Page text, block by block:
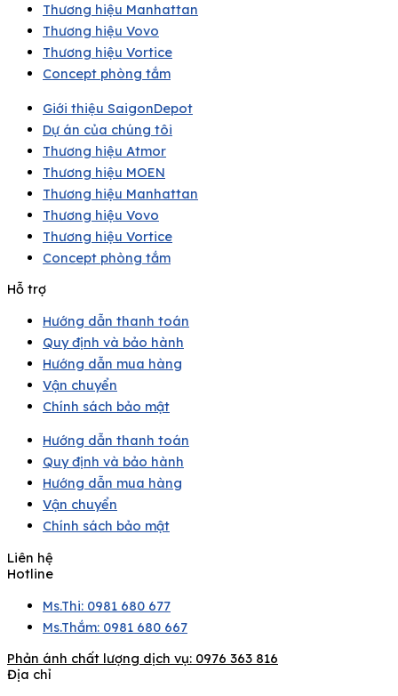
Thương hiệu Manhattan
Thương hiệu Vovo
Thương hiệu Vortice
Concept phòng tắm
Giới thiệu SaigonDepot
Dự án của chúng tôi
Thương hiệu Atmor
Thương hiệu MOEN
Thương hiệu Manhattan
Thương hiệu Vovo
Thương hiệu Vortice
Concept phòng tắm
Hỗ trợ
Hướng dẫn thanh toán
Quy định và bảo hành
Hướng dẫn mua hàng
Vận chuyển
Chính sách bảo mật
Hướng dẫn thanh toán
Quy định và bảo hành
Hướng dẫn mua hàng
Vận chuyển
Chính sách bảo mật
Liên hệ
Hotline
Ms.Thi: 0981 680 677
Ms.Thắm: 0981 680 667
Phản ánh chất lượng dịch vụ: 0976 363 816
Địa chỉ